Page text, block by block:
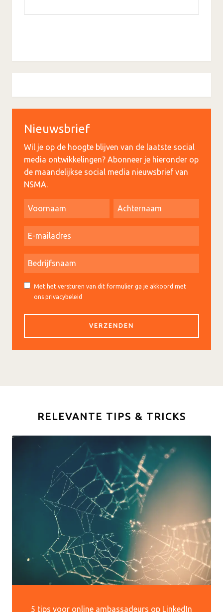
Nieuwsbrief
Wil je op de hoogte blijven van de laatste social
media ontwikkelingen? Abonneer je hieronder op
de maandelijkse social media nieuwsbrief van
NSMA.
Met het versturen van dit formulier ga je akkoord met
ons privacybeleid
RELEVANTE TIPS & TRICKS
5 tips voor online ambassadeurs op LinkedIn